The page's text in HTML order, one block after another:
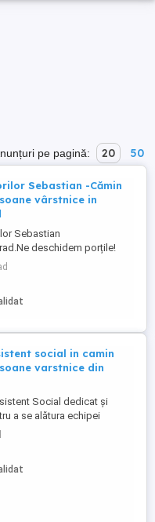
pe pagină: 20 50
Sebastian -Cămin
vârstnice in
Sebastian
deschidem porțile!
Sebastian oferă îngrijire și
persoane vârstnice într-
,curat și liniștit,unde
sunt pe primul loc.
zilnice.Asistență în
social in camin
varstnice din
Social dedicat și
a se alătura echipei
cămin pentru persoane
în Arad. **Responsabilități
Evaluarea nevoilor sociale,
practice ale persoanelor